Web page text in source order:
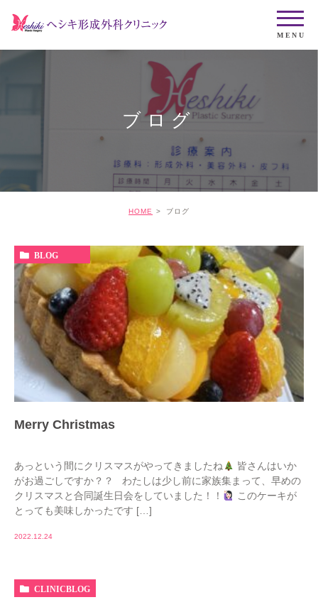
ブログ
HOME ブログ
BLOG
Merry Christmas
あっという間にクリスマスがやってきましたね
皆さんはいか
がお過ごしですか？？ わたしは少し前に家族集まって、早めの
クリスマスと合同誕生日会をしていました！！
このケーキが
とっても美味しかったです […]
2022.12.24
CLINICBLOG